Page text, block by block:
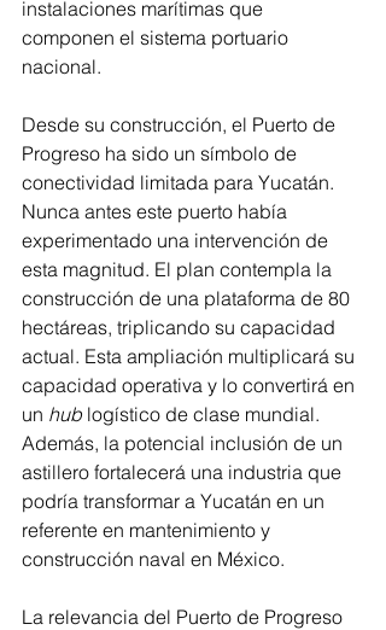
instalaciones marítimas que
componen el sistema portuario
nacional.
Desde su construcción, el Puerto de
Progreso ha sido un símbolo de
conectividad limitada para Yucatán.
Nunca antes este puerto había
experimentado una intervención de
esta magnitud. El plan contempla la
construcción de una plataforma de 80
hectáreas, triplicando su capacidad
actual. Esta ampliación multiplicará su
capacidad operativa y lo convertirá en
un hub logístico de clase mundial.
Además, la potencial inclusión de un
astillero fortalecerá una industria que
podría transformar a Yucatán en un
referente en mantenimiento y
construcción naval en México.
La relevancia del Puerto de Progreso